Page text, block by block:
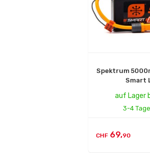
Spektrum
Smart
auf Lager
3-4
CHF 69,90